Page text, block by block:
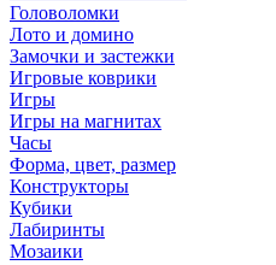
Головоломки
Лото и домино
Замочки и застежки
Игровые коврики
Игры
Игры на магнитах
Часы
Форма, цвет, размер
Конструкторы
Кубики
Лабиринты
Мозаики